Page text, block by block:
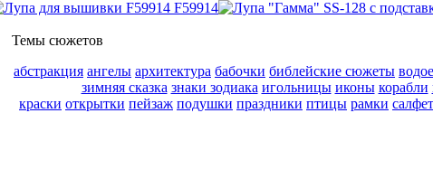
Темы сюжетов
абстракция ангелы архитектура бабочки библейские сюжеты
зимняя сказка знаки зодиака игольницы иконы корабли
краски открытки пейзаж подушки праздники птицы рамки